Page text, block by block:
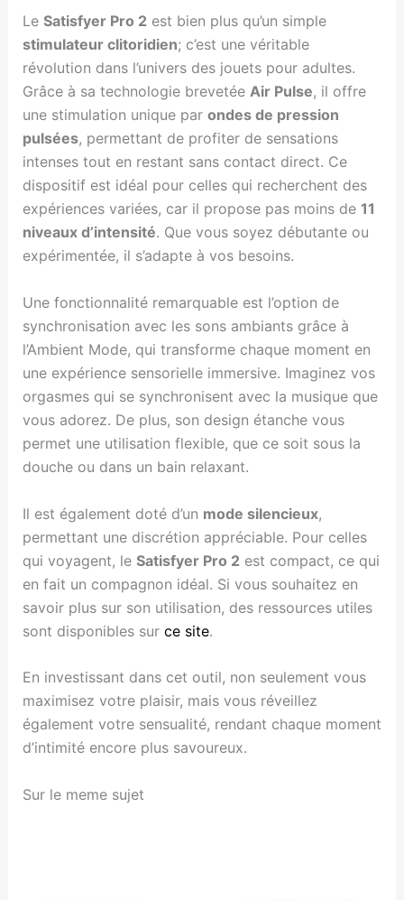
Le Satisfyer Pro 2est bien plus qu’un simple
stimulateur clitoridien; c’est une véritable
révolution dans l’univers des jouets pour adultes.
Grâce à sa technologie brevetée Air Pulse, il offre
une stimulation unique par ondes de pression
pulsées, permettant de profiter de sensations
intenses tout en restant sans contact direct. Ce
dispositif est idéal pour celles qui recherchent des
expériences variées, car il propose pas moins de 11
niveaux d’intensité. Que vous soyez débutante ou
expérimentée, il s’adapte à vos besoins.
Une fonctionnalité remarquable est l’option de
synchronisation avec les sons ambiants grâce à
l’Ambient Mode, qui transforme chaque moment en
une expérience sensorielle immersive. Imaginez vos
orgasmes qui se synchronisent avec la musique que
vous adorez. De plus, son design étanche vous
permet une utilisation flexible, que ce soit sous la
douche ou dans un bain relaxant.
Il est également doté d’un mode silencieux,
permettant une discrétion appréciable. Pour celles
qui voyagent, le Satisfyer Pro 2est compact, ce qui
en fait un compagnon idéal. Si vous souhaitez en
savoir plus sur son utilisation, des ressources utiles
sont disponibles sur ce site.
En investissant dans cet outil, non seulement vous
maximisez votre plaisir, mais vous réveillez
également votre sensualité, rendant chaque moment
d’intimité encore plus savoureux.
Sur le meme sujet